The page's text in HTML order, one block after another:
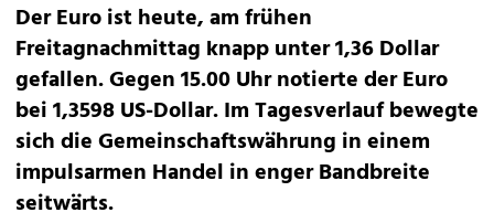
Der Euro ist heute, am frühen
Freitagnachmittag knapp unter 1,36 Dollar
gefallen. Gegen 15.00 Uhr notierte der Euro
bei 1,3598 US-Dollar. Im Tagesverlauf bewegte
sich die Gemeinschaftswährung in einem
impulsarmen Handel in enger Bandbreite
seitwärts.